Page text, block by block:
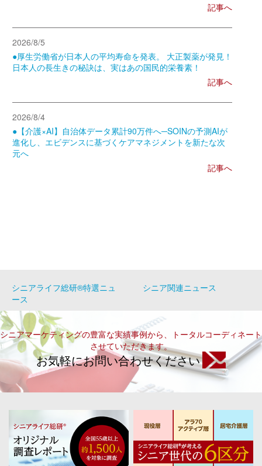
記事へ
2026/8/5
●厚生労働省が日本人の平均寿命を発表。 大正製薬が発見！
日本人の長生きの秘訣は、実はあの国民的栄養素！
記事へ
2026/8/4
●【介護×AI】自治体データ累計90万件へ─SOINの予測AIが
進化し、エビデンスに基づくケアマネジメントを新たな次
元へ
記事へ
シニアライフ総研®特選ニュ
ース
シニア関連ニュース
シニアマーケティングの豊富な実績事例から、トータルコーディネート
させていただきます。
お気軽にお問い合わせください